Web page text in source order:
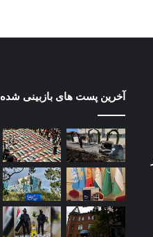
آخرین پست های بازبینی شده